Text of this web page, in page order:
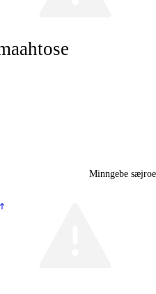
Minngebe sæjroe